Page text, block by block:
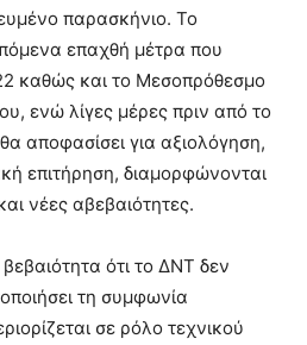
παρασκήνιο. Το
επαχθή μέτρα που
καθώς και το Μεσοπρόθεσμο
ενώ λίγες μέρες πριν από το
αποφασίσει για αξιολόγηση,
επιτήρηση, διαμορφώνονται
νέες αβεβαιότητες.
ότι το ΔΝΤ δεν
τη συμφωνία
σε ρόλο τεχνικού